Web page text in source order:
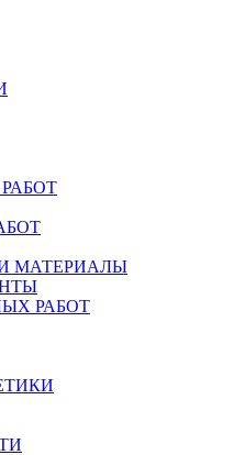
МАТЕРИАЛЫ
РАБОТ